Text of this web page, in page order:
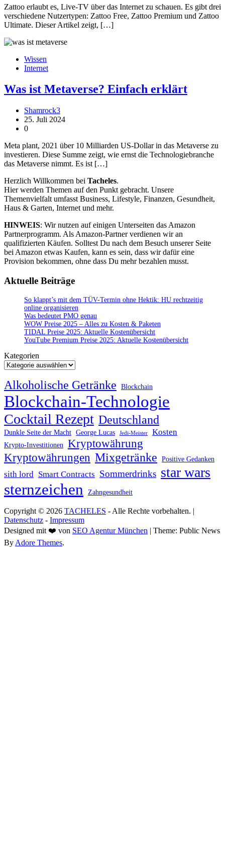
Zattoo erlaubt es, Live-TV über das Internet zu schauen. Es gibt drei
verschiedene Nutzertypen: Zattoo Free, Zattoo Premium und Zattoo
Ultimate. Dieser Artikel zeigt, […]
Wissen
Internet
Was ist Metaverse? Einfach erklärt
Shamrock3
25. Juli 2024
0
Meta plant, 2021 über 10 Milliarden US-Dollar in das Metaverse zu
investieren. Diese Summe zeigt, wie ernst die Technologiebranche
das Metaverse nimmt. Es ist […]
Herzlich Willkommen bei Tacheles.
Hier werden Themen auf den Punkt gebracht. Unsere
Themenvielfalt umfasst Business, Lifestyle, Finanzen, Gesundheit,
Haus & Garten, Internet und mehr.
HINWEIS: Wir nutzen auf einigen Unterseiten das Amazon
Partnerprogramm. Als Amazon-Partner verdienen wir an
qualifizierten Käufen. Solltest Du nach dem Besuch unserer Seite
bei Amazon etwas Kaufen, kann es sein, dass wir dafür eine
Provision bekommen, ohne dass Du mehr bezahlen musst.
Aktuelle Beiträge
So klappt’s mit dem TÜV-Termin ohne Hektik: HU rechtzeitig
online organisieren
Was bedeutet PMO genau
WOW Preise 2025 – Alles zu Kosten & Paketen
TIDAL Preise 2025: Aktuelle Kostenübersicht
YouTube Premium Preise 2025: Aktuelle Kostenübersicht
Kategorien
Alkoholische Getränke Blockchain
Blockchain-Technologie
Cocktail Rezept Deutschland
Dunkle Seite der Macht George Lucas Jedi-Meister Kosten
Krypto-Investitionen
Kryptowährung
Kryptowährungen Mixgetränke Positive Gedanken
sith lord Smart Contracts Sommerdrinks star wars
sternzeichen Zahngesundheit
Copyright © 2026 TACHELES - Alle Rechte vorbehalten. |
Datenschutz - Impressum
Designed mit ❤️ von SEO Agentur München | Theme: Public News
By Adore Themes.